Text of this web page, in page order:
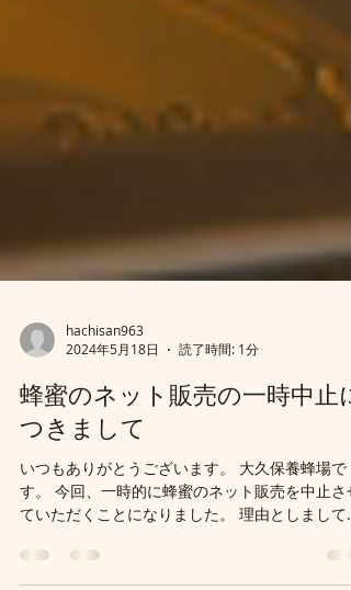
hachisan963
2024年5月18日
読了時間: 1分
蜂蜜のネット販売の一時中止に